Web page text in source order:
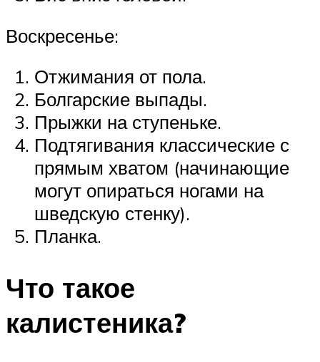
Воскресенье:
Отжимания от пола.
Болгарские выпады.
Прыжки на ступеньке.
Подтягивания классические с
прямым хватом (начинающие
могут опираться ногами на
шведскую стенку).
Планка.
Что такое
калистеника?